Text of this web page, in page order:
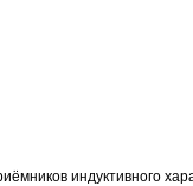
индуктивного